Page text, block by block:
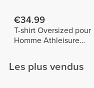
€34.99
T-shirt Oversized pour
Homme Athleisure
Les plus vendus